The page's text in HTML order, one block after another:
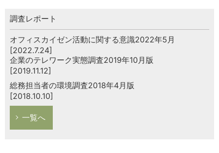
調査レポート
オフィスカイゼン活動に関する意識2022年5月
[2022.7.24]
企業のテレワーク実態調査2019年10月版
[2019.11.12]
総務担当者の環境調査2018年4月版
[2018.10.10]
一覧へ